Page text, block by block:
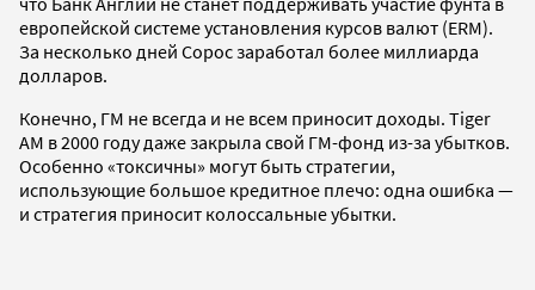
европейской системе установления курсов валют (ERM).
За несколько дней Сорос заработал более миллиарда
долларов.
Конечно, ГМ не всегда и не всем приносит доходы. Tiger
AM в 2000 году даже закрыла свой ГМ-фонд из-за убытков.
Особенно «токсичны» могут быть стратегии,
использующие большое кредитное плечо: одна ошибка —
и стратегия приносит колоссальные убытки.